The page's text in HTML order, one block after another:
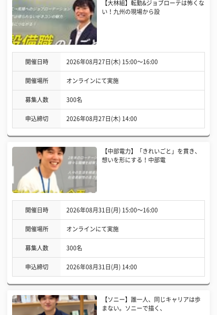
【大林組】転勤&ジョブローテは怖くな
い！九州の現場から設
開催日時 2026年08月27日(木) 15:00〜16:00
開催場所 オンラインにて実施
募集人数 300名
申込締切 2026年08月27日(木) 14:00
【中部電力】「きれいごと」を貫き、
想いを形にする！中部電
開催日時 2026年08月31日(月) 15:00〜16:00
開催場所 オンラインにて実施
募集人数 300名
申込締切 2026年08月31日(月) 14:00
【ソニー】誰一人、同じキャリアは歩
まない。ソニーで描く、